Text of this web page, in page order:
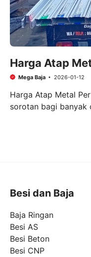
Harga Atap
Mega Baja 2026-01-12
Harga Atap Metal
sorotan bagi banyak
Besi dan Baja
Baja Ringan
Besi AS
Besi Beton
Besi CNP